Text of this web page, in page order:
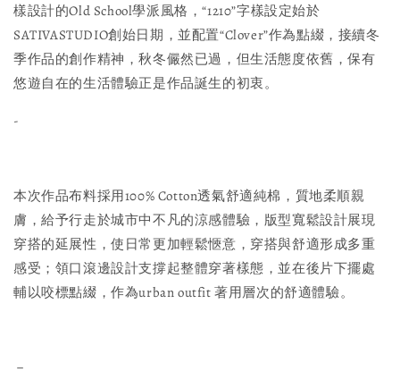
樣設計的Old School學派風格，“1210”字樣設定始於
SATIVASTUDIO創始日期，並配置“Clover”作為點綴，接續冬
季作品的創作精神，秋冬儼然已過，但生活態度依舊，保有
悠遊自在的生活體驗正是作品誕生的初衷。
-
本次作品布料採用100% Cotton透氣舒適純棉，質地柔順親
膚，給予行走於城市中不凡的涼感體驗，版型寬鬆設計展現
穿搭的延展性，使日常更加輕鬆愜意，穿搭與舒適形成多重
感受；領口滾邊設計支撐起整體穿著樣態，並在後片下擺處
輔以咬標點綴，作為urban outfit 著用層次的舒適體驗。
－